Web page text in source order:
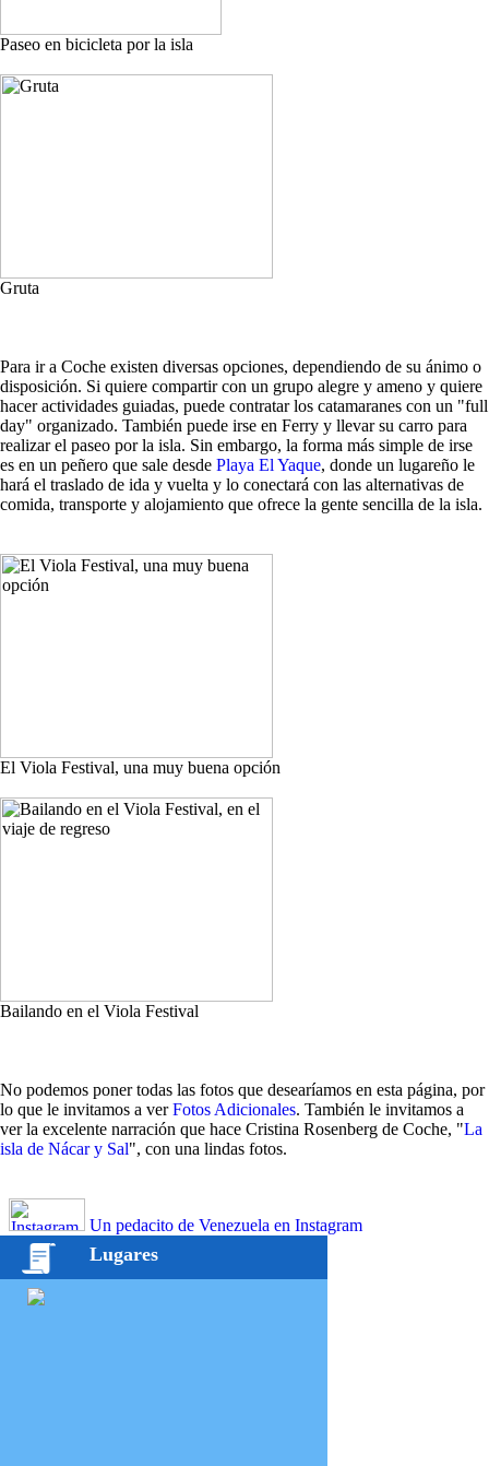
Paseo en bicicleta por la isla
Gruta
Para ir a Coche existen diversas opciones, dependiendo de su ánimo o
disposición. Si quiere compartir con un grupo alegre y ameno y quiere
hacer actividades guiadas, puede contratar los catamaranes con un "full
day" organizado. También puede irse en Ferry y llevar su carro para
realizar el paseo por la isla. Sin embargo, la forma más simple de irse
es en un peñero que sale desde Playa El Yaque, donde un lugareño le
hará el traslado de ida y vuelta y lo conectará con las alternativas de
comida, transporte y alojamiento que ofrece la gente sencilla de la isla.
El Viola Festival, una muy buena opción
Bailando en el Viola Festival
No podemos poner todas las fotos que desearíamos en esta página, por
lo que le invitamos a verFotos Adicionales. También le invitamos a
ver la excelente narración que hace Cristina Rosenberg de Coche, "La
isla de Nácar y Sal", con una lindas fotos.
Un pedacito de Venezuela en Instagram
Lugares